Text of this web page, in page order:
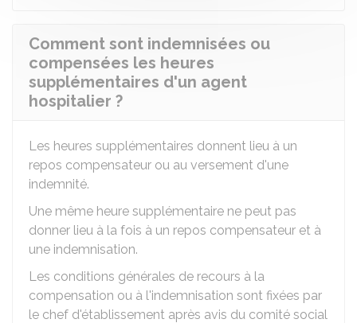
Comment sont indemnisées ou
compensées les heures
supplémentaires d'un agent
hospitalier ?
Les heures supplémentaires donnent lieu à un
repos compensateur ou au versement d'une
indemnité.
Une même heure supplémentaire ne peut pas
donner lieu à la fois à un repos compensateur et à
une indemnisation.
Les conditions générales de recours à la
compensation ou à l'indemnisation sont fixées par
le chef d'établissement après avis du comité social